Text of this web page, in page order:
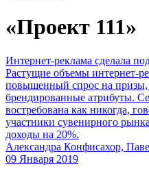
«Проект 111»
Интернет-реклама сделала
Растущие объемы интернет-
повышенный спрос на призы,
брендированные атрибуты.
востребована как никогда,
участники сувенирного
доходы на 20%.
Александра Конфисахор,
09 Января 2019